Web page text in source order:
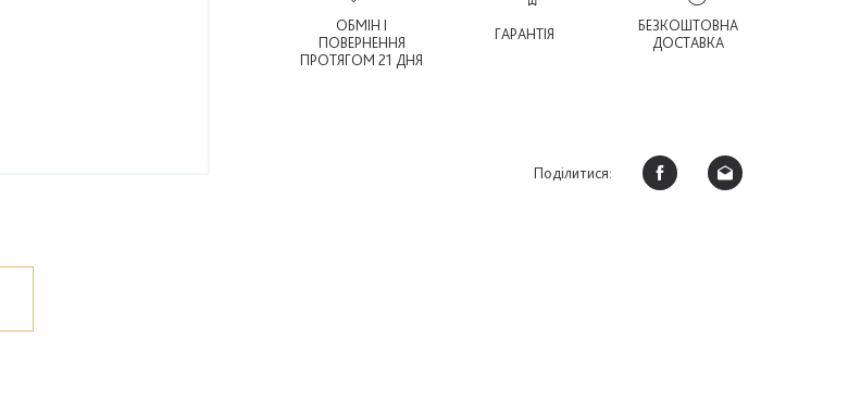
ОБМІН І
ПОВЕРНЕННЯ
ПРОТЯГОМ 21 ДНЯ
ГАРАНТІЯ
БЕЗКОШТОВНА
ДОСТАВКА
Поділитися: